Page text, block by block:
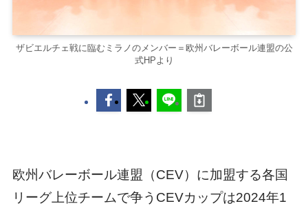
ザビエルチェ戦に臨むミラノのメンバー＝欧州バレーボール連盟の公
式HPより
欧州バレーボール連盟（CEV）に加盟する各国
リーグ上位チームで争うCEVカップは2024年1